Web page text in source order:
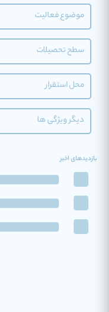
موضوع فعالیت
سطح تحصیلات
محل استقرار
دیگر ویژگی ها
بازدیدهای اخیر